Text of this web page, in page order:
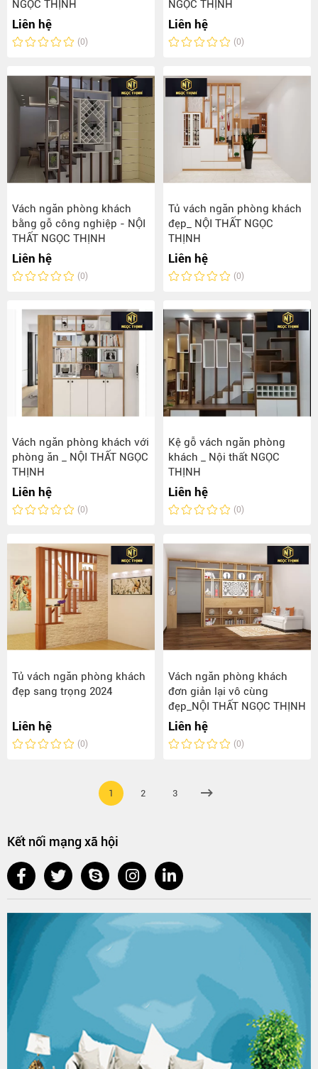
NGỌC THỊNH
Liên hệ
(0)
NGỌC THỊNH
Liên hệ
(0)
Vách ngăn phòng khách
bằng gỗ công nghiệp - NỘI
THẤT NGỌC THỊNH
Liên hệ
(0)
Tủ vách ngăn phòng khách
đẹp_ NỘI THẤT NGỌC
THỊNH
Liên hệ
(0)
Vách ngăn phòng khách với
phòng ăn _ NỘI THẤT NGỌC
THỊNH
Liên hệ
(0)
Kệ gỗ vách ngăn phòng
khách _ Nội thất NGỌC
THỊNH
Liên hệ
(0)
Tủ vách ngăn phòng khách
đẹp sang trọng 2024
Liên hệ
(0)
Vách ngăn phòng khách
đơn giản lại vô cùng
đẹp_NỘI THẤT NGỌC THỊNH
Liên hệ
(0)
1 2 3
Kết nối mạng xã hội